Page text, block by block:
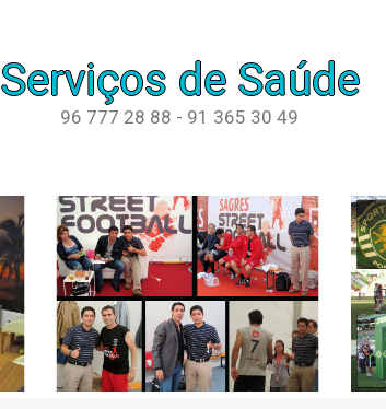
Serviços de Saúde
96 777 28 88 - 91 365 30 49